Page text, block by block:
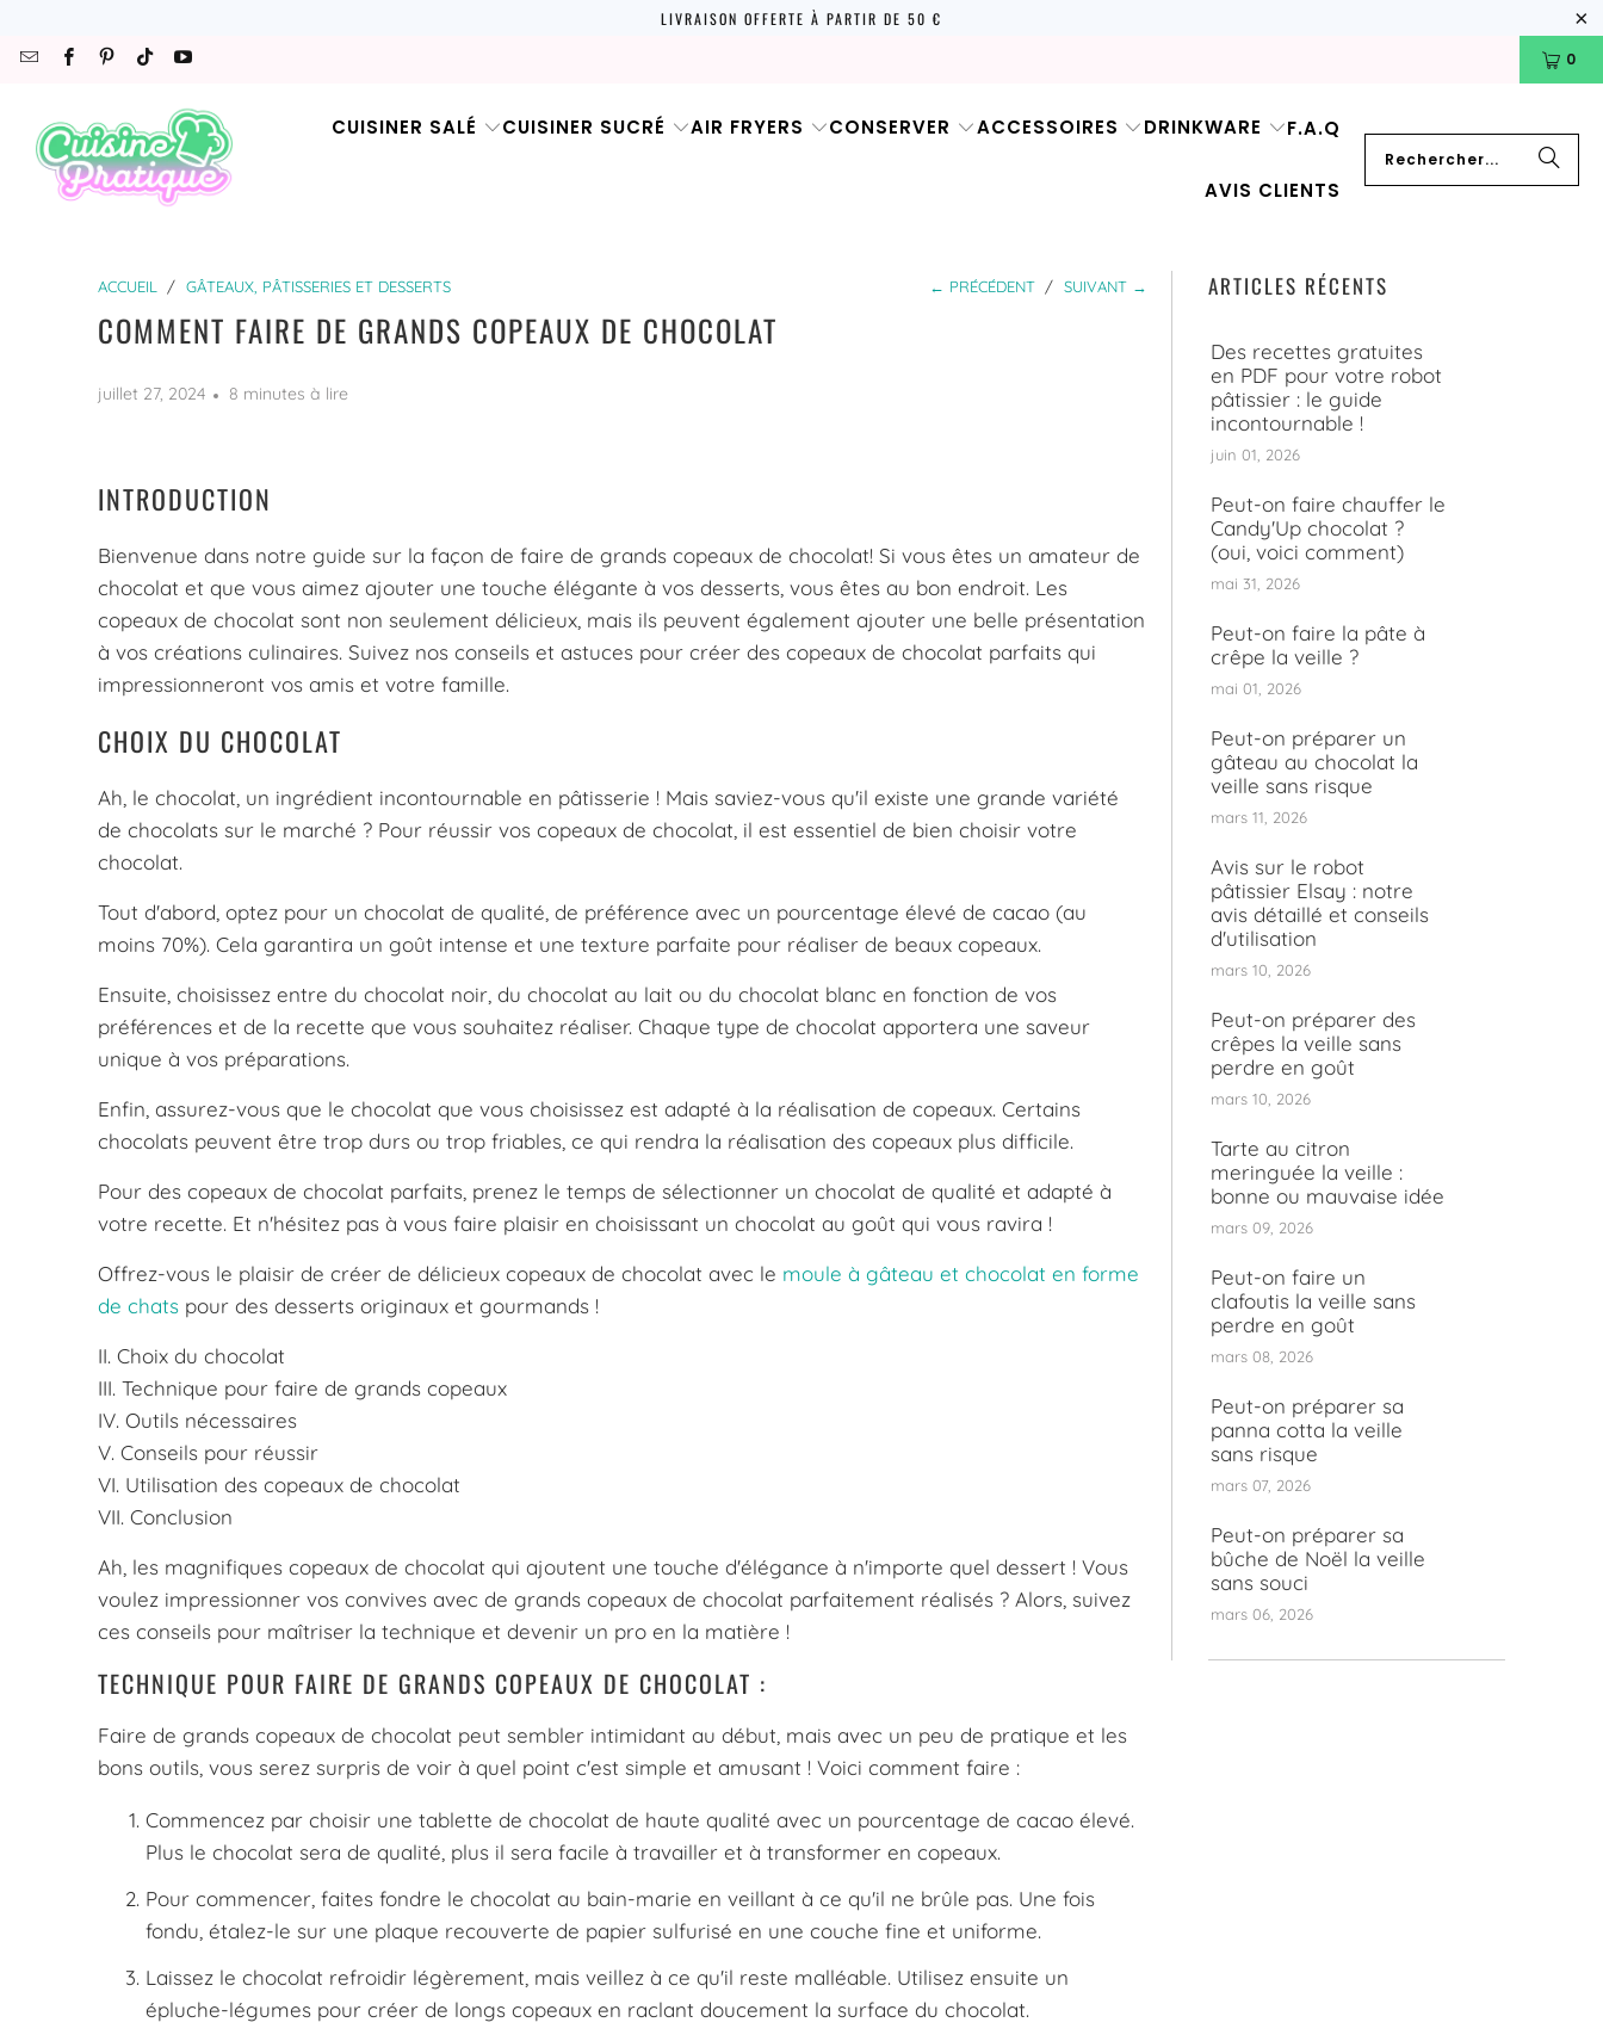
LIVRAISON OFFERTE À PARTIR DE 50 €
0
CUISINER SALÉ CUISINER SUCRÉ AIR FRYERS CONSERVER ACCESSOIRES DRINKWARE F.A.Q
AVIS CLIENTS
ACCUEIL / GÂTEAUX, PÂTISSERIES ET DESSERTS ← PRÉCÉDENT / SUIVANT →
COMMENT FAIRE DE GRANDS COPEAUX DE CHOCOLAT
juillet 27, 2024 8 minutes à lire
INTRODUCTION
Bienvenue dans notre guide sur la façon de faire de grands copeaux de chocolat! Si vous êtes un amateur de
chocolat et que vous aimez ajouter une touche élégante à vos desserts, vous êtes au bon endroit. Les
copeaux de chocolat sont non seulement délicieux, mais ils peuvent également ajouter une belle présentation
à vos créations culinaires. Suivez nos conseils et astuces pour créer des copeaux de chocolat parfaits qui
impressionneront vos amis et votre famille.
CHOIX DU CHOCOLAT
Ah, le chocolat, un ingrédient incontournable en pâtisserie ! Mais saviez-vous qu'il existe une grande variété
de chocolats sur le marché ? Pour réussir vos copeaux de chocolat, il est essentiel de bien choisir votre
chocolat.
Tout d'abord, optez pour un chocolat de qualité, de préférence avec un pourcentage élevé de cacao (au
moins 70%). Cela garantira un goût intense et une texture parfaite pour réaliser de beaux copeaux.
Ensuite, choisissez entre du chocolat noir, du chocolat au lait ou du chocolat blanc en fonction de vos
préférences et de la recette que vous souhaitez réaliser. Chaque type de chocolat apportera une saveur
unique à vos préparations.
Enfin, assurez-vous que le chocolat que vous choisissez est adapté à la réalisation de copeaux. Certains
chocolats peuvent être trop durs ou trop friables, ce qui rendra la réalisation des copeaux plus difficile.
Pour des copeaux de chocolat parfaits, prenez le temps de sélectionner un chocolat de qualité et adapté à
votre recette. Et n'hésitez pas à vous faire plaisir en choisissant un chocolat au goût qui vous ravira !
Offrez-vous le plaisir de créer de délicieux copeaux de chocolat avec le moule à gâteau et chocolat en forme
de chats pour des desserts originaux et gourmands !
II. Choix du chocolat
III. Technique pour faire de grands copeaux
IV. Outils nécessaires
V. Conseils pour réussir
VI. Utilisation des copeaux de chocolat
VII. Conclusion
Ah, les magnifiques copeaux de chocolat qui ajoutent une touche d'élégance à n'importe quel dessert ! Vous
voulez impressionner vos convives avec de grands copeaux de chocolat parfaitement réalisés ? Alors, suivez
ces conseils pour maîtriser la technique et devenir un pro en la matière !
TECHNIQUE POUR FAIRE DE GRANDS COPEAUX DE CHOCOLAT :
Faire de grands copeaux de chocolat peut sembler intimidant au début, mais avec un peu de pratique et les
bons outils, vous serez surpris de voir à quel point c'est simple et amusant ! Voici comment faire :
Commencez par choisir une tablette de chocolat de haute qualité avec un pourcentage de cacao élevé.
Plus le chocolat sera de qualité, plus il sera facile à travailler et à transformer en copeaux.
Pour commencer, faites fondre le chocolat au bain-marie en veillant à ce qu'il ne brûle pas. Une fois
fondu, étalez-le sur une plaque recouverte de papier sulfurisé en une couche fine et uniforme.
Laissez le chocolat refroidir légèrement, mais veillez à ce qu'il reste malléable. Utilisez ensuite un
épluche-légumes pour créer de longs copeaux en raclant doucement la surface du chocolat.
ARTICLES RÉCENTS
Des recettes gratuites
en PDF pour votre robot
pâtissier : le guide
incontournable !
juin 01, 2026
Peut-on faire chauffer le
Candy'Up chocolat ?
(oui, voici comment)
mai 31, 2026
Peut-on faire la pâte à
crêpe la veille ?
mai 01, 2026
Peut-on préparer un
gâteau au chocolat la
veille sans risque
mars 11, 2026
Avis sur le robot
pâtissier Elsay : notre
avis détaillé et conseils
d'utilisation
mars 10, 2026
Peut-on préparer des
crêpes la veille sans
perdre en goût
mars 10, 2026
Tarte au citron
meringuée la veille :
bonne ou mauvaise idée
mars 09, 2026
Peut-on faire un
clafoutis la veille sans
perdre en goût
mars 08, 2026
Peut-on préparer sa
panna cotta la veille
sans risque
mars 07, 2026
Peut-on préparer sa
bûche de Noël la veille
sans souci
mars 06, 2026